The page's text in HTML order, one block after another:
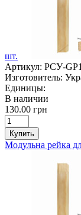
шт.
Артикул: РСУ-
Изготовитель:
Единицы:
В наличии
130.00 грн
Купить
Модульна рейка